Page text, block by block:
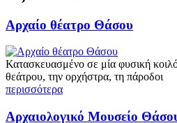
Αρχαίο θέατρο Θάσου
Κατασκευασμένο σε μία φυσική
θεάτρου, την ορχήστρα, τη πάροδοι
περισσότερα
Αρχαιολογικό Μουσείο